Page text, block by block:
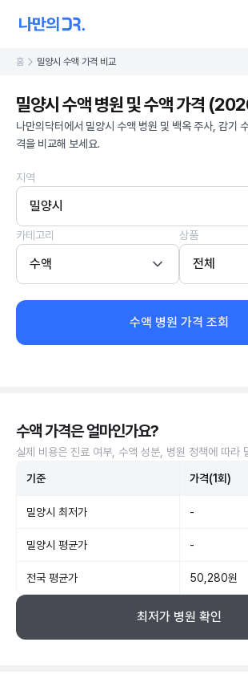
홈 밀양시 수액 가격 비교
밀양시 수액 병원 및 수액 가격
나만의닥터에서 밀양시 수액 병원 및 백옥 주사, 감기
격을 비교해 보세요.
지역
밀양시
카테고리
수액
상품
전체
수액 병원 가격 조회
수액 가격은 얼마인가요?
실제 비용은 진료 여부, 수액 성분, 병원 정책에 따라
기준 가격(1회)
밀양시 최저가 -
밀양시 평균가 -
전국 평균가 50,280원
최저가 병원 확인